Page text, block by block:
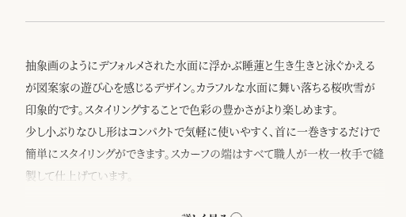
抽象画のようにデフォルメされた水面に浮かぶ睡蓮と生き生きと泳ぐかえる
が図案家の遊び心を感じるデザイン。カラフルな水面に舞い落ちる桜吹雪が
印象的です。スタイリングすることで色彩の豊かさがより楽しめます。
少し小ぶりなひし形はコンパクトで気軽に使いやすく、首に一巻きするだけで
簡単にスタイリングができます。スカーフの端はすべて職人が一枚一枚手で縫
製して仕上げています。